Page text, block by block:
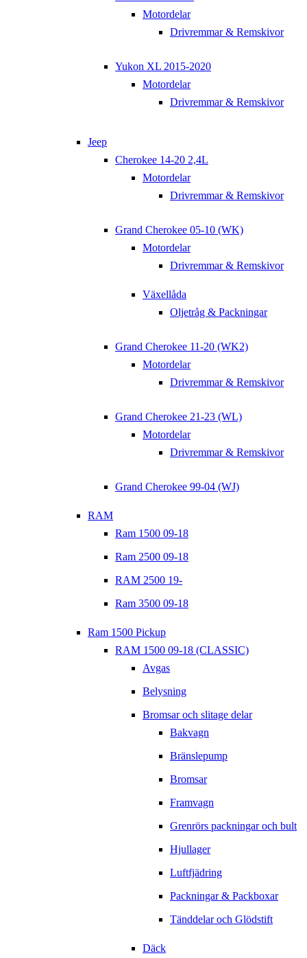
Motordelar
Drivremmar & Remskivor
Yukon XL 2015-2020
Motordelar
Drivremmar & Remskivor
Jeep
Cherokee 14-20 2,4L
Motordelar
Drivremmar & Remskivor
Grand Cherokee 05-10 (WK)
Motordelar
Drivremmar & Remskivor
Växellåda
Oljetråg & Packningar
Grand Cherokee 11-20 (WK2)
Motordelar
Drivremmar & Remskivor
Grand Cherokee 21-23 (WL)
Motordelar
Drivremmar & Remskivor
Grand Cherokee 99-04 (WJ)
RAM
Ram 1500 09-18
Ram 2500 09-18
RAM 2500 19-
Ram 3500 09-18
Ram 1500 Pickup
RAM 1500 09-18 (CLASSIC)
Avgas
Belysning
Bromsar och slitage delar
Bakvagn
Bränslepump
Bromsar
Framvagn
Grenrörs packningar och bult
Hjullager
Luftfjädring
Packningar & Packboxar
Tänddelar och Glödstift
Däck